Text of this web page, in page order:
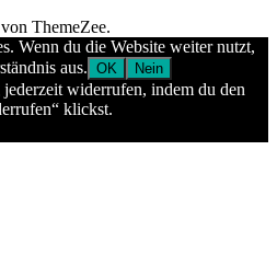
ThemeZee.
Wenn du die Website weiter nutzt,
aus. OK Nein
widerrufen, indem du den
klickst.